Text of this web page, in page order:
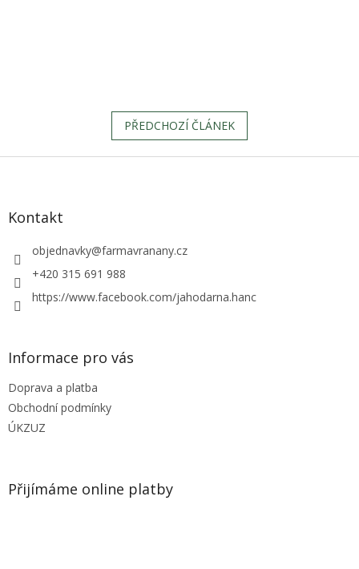
PŘEDCHOZÍ ČLÁNEK
Z
Kontakt
objednavky@farmavranany.cz
+420 315 691 988
https://www.facebook.com/jahodarna.hanc
Informace pro vás
Doprava a platba
Obchodní podmínky
ÚKZUZ
Přijímáme online platby